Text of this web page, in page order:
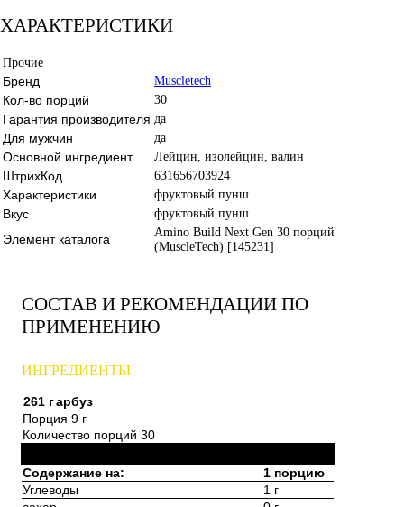
ХАРАКТЕРИСТИКИ
Прочие
Бренд Muscletech
Кол-во порций 30
Гарантия производителя да
Для мужчин да
Основной ингредиент Лейцин, изолейцин, валин
ШтрихКод 631656703924
Характеристики фруктовый пунш
Вкус фруктовый пунш
Элемент каталога
Amino Build Next Gen 30 порций
(MuscleTech) [145231]
СОСТАВ И РЕКОМЕНДАЦИИ ПО
ПРИМЕНЕНИЮ
ИНГРЕДИЕНТЫ
261 гарбуз
Порция 9 г
Количество порций 30
Содержание на:
1 порцию
Углеводы
1 г